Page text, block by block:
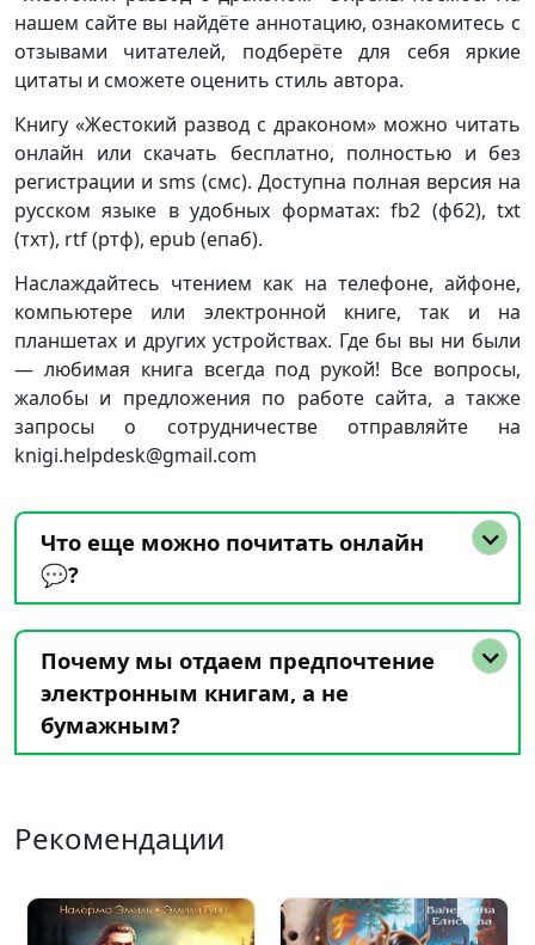
нашем сайте вы найдёте аннотацию, ознакомитесь с
отзывами читателей, подберёте для себя яркие
цитаты и сможете оценить стиль автора.
Книгу «Жестокий развод с драконом» можно читать
онлайн или скачать бесплатно, полностью и без
регистрации и sms (смс). Доступна полная версия на
русском языке в удобных форматах: fb2 (фб2), txt
(тхт), rtf (ртф), epub (епаб).
Наслаждайтесь чтением как на телефоне, айфоне,
компьютере или электронной книге, так и на
планшетах и других устройствах. Где бы вы ни были
— любимая книга всегда под рукой! Все вопросы,
жалобы и предложения по работе сайта, а также
запросы о сотрудничестве отправляйте на
knigi.helpdesk@gmail.com
Что еще можно почитать онлайн
💬?
Почему мы отдаем предпочтение
электронным книгам, а не
бумажным?
Рекомендации